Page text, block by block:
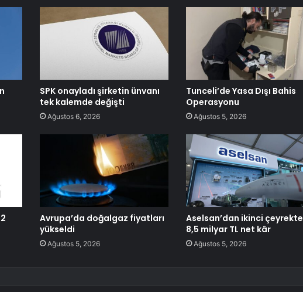
SPK onayladı şirketin ünvanı
tek kalemde değişti
Ağustos 6, 2026
Tunceli’de Yasa Dışı Bahis
Operasyonu
Ağustos 5, 2026
Avrupa’da doğalgaz fiyatları
yükseldi
Ağustos 5, 2026
Aselsan’dan ikinci çeyrekte
8,5 milyar TL net kâr
Ağustos 5, 2026